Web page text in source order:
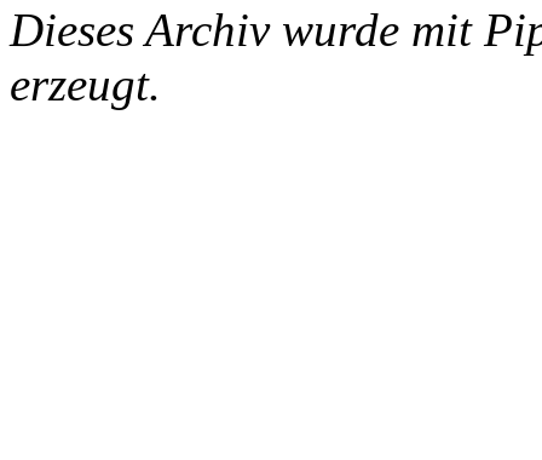
Dieses Archiv wurde mit
erzeugt.